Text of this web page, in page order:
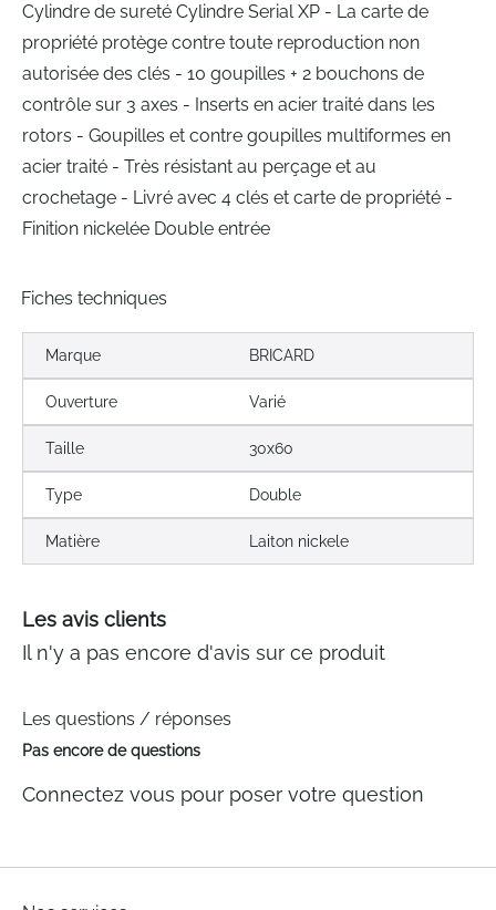
Cylindre de sureté Cylindre Serial XP - La carte de
propriété protège contre toute reproduction non
autorisée des clés - 10 goupilles + 2 bouchons de
contrôle sur 3 axes - Inserts en acier traité dans les
rotors - Goupilles et contre goupilles multiformes en
acier traité - Très résistant au perçage et au
crochetage - Livré avec 4 clés et carte de propriété -
Finition nickelée Double entrée
Fiches techniques
Marque BRICARD
Ouverture Varié
Taille 30x60
Type Double
Matière Laiton nickele
Les avis clients
Il n'y a pas encore d'avis sur ce produit
Les questions / réponses
Pas encore de questions
Connectez vous pour poser votre question